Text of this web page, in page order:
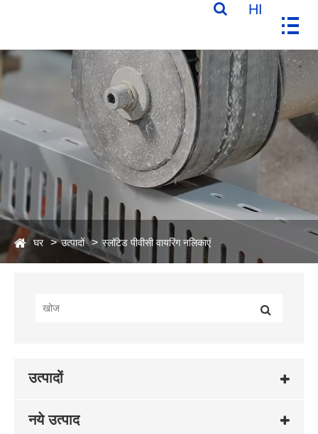
HI
घर उत्पादों स्लॉटेड पीवीसी वायरिंग नलिकाएं
उत्पादों
नये उत्पाद